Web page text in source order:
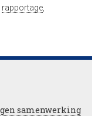
rapportage
samenwerking